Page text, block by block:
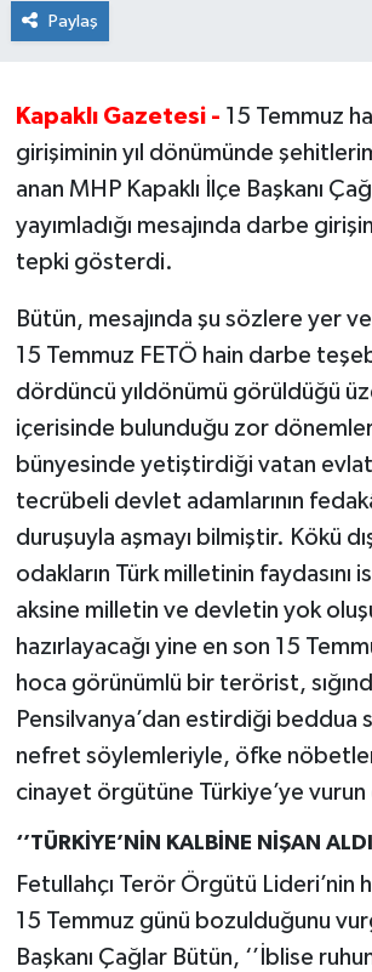
Paylaş
Kapaklı Gazetesi - 15 Temmuz
girişiminin yıl dönümünde
anan MHP Kapaklı İlçe Başkanı
yayımladığı mesajında darbe
tepki gösterdi.
Bütün, mesajında şu sözlere yer
15 Temmuz FETÖ hain darbe
dördüncü yıldönümü görüldüğü
içerisinde bulunduğu zor
bünyesinde yetiştirdiği vatan
tecrübeli devlet adamlarının
duruşuyla aşmayı bilmiştir. Kökü
odakların Türk milletinin faydasını
aksine milletin ve devletin yok
hazırlayacağı yine en son 15
hoca görünümlü bir terörist,
Pensilvanya’dan estirdiği beddua
nefret söylemleriyle, öfke
cinayet örgütüne Türkiye’ye vurun
‘’TÜRKİYE’NİN KALBİNE NİŞAN
Fetullahçı Terör Örgütü Lideri’nin
15 Temmuz günü bozulduğunu
Başkanı Çağlar Bütün, ‘’İblise